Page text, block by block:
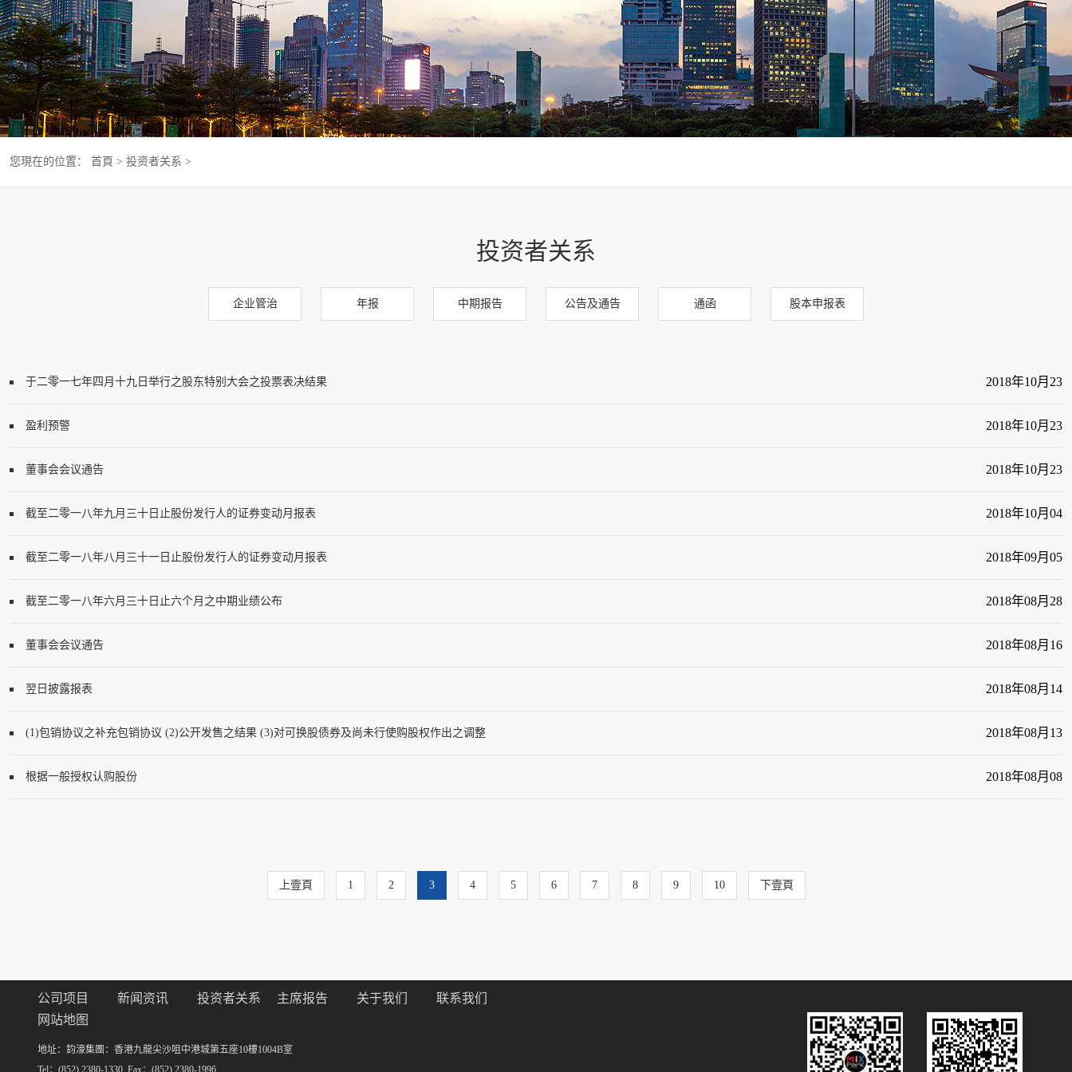
您現在的位置： 首頁 > 投资者关系 >
投资者关系
企业管治 年报 中期报告 公告及通告 通函 股本申报表
于二零一七年四月十九日举行之股东特别大会之投票表决结果 2018年10月 23
盈利预警 2018年10月 23
董事会会议通告 2018年10月 23
截至二零一八年九月三十日止股份发行人的证券变动月报表 2018年10月 04
截至二零一八年八月三十一日止股份发行人的证券变动月报表 2018年09月 05
截至二零一八年六月三十日止六个月之中期业绩公布 2018年08月 28
董事会会议通告 2018年08月 16
翌日披露报表 2018年08月 14
(1)包销协议之补充包销协议 (2)公开发售之结果 (3)对可换股债券及尚未行使购股权作出之调整 2018年08月 13
根据一般授权认购股份 2018年08月 08
上壹頁 1 2 3 4 5 6 7 8 9 10 下壹頁
公司项目 新闻资讯 投资者关系 主席报告 关于我们
联系我们
网站地图
地址：鈞濠集團：香港九龍尖沙咀中港城第五座10樓1004B室
Tel：(852) 2380-1330 Fax：(852) 2380-1996